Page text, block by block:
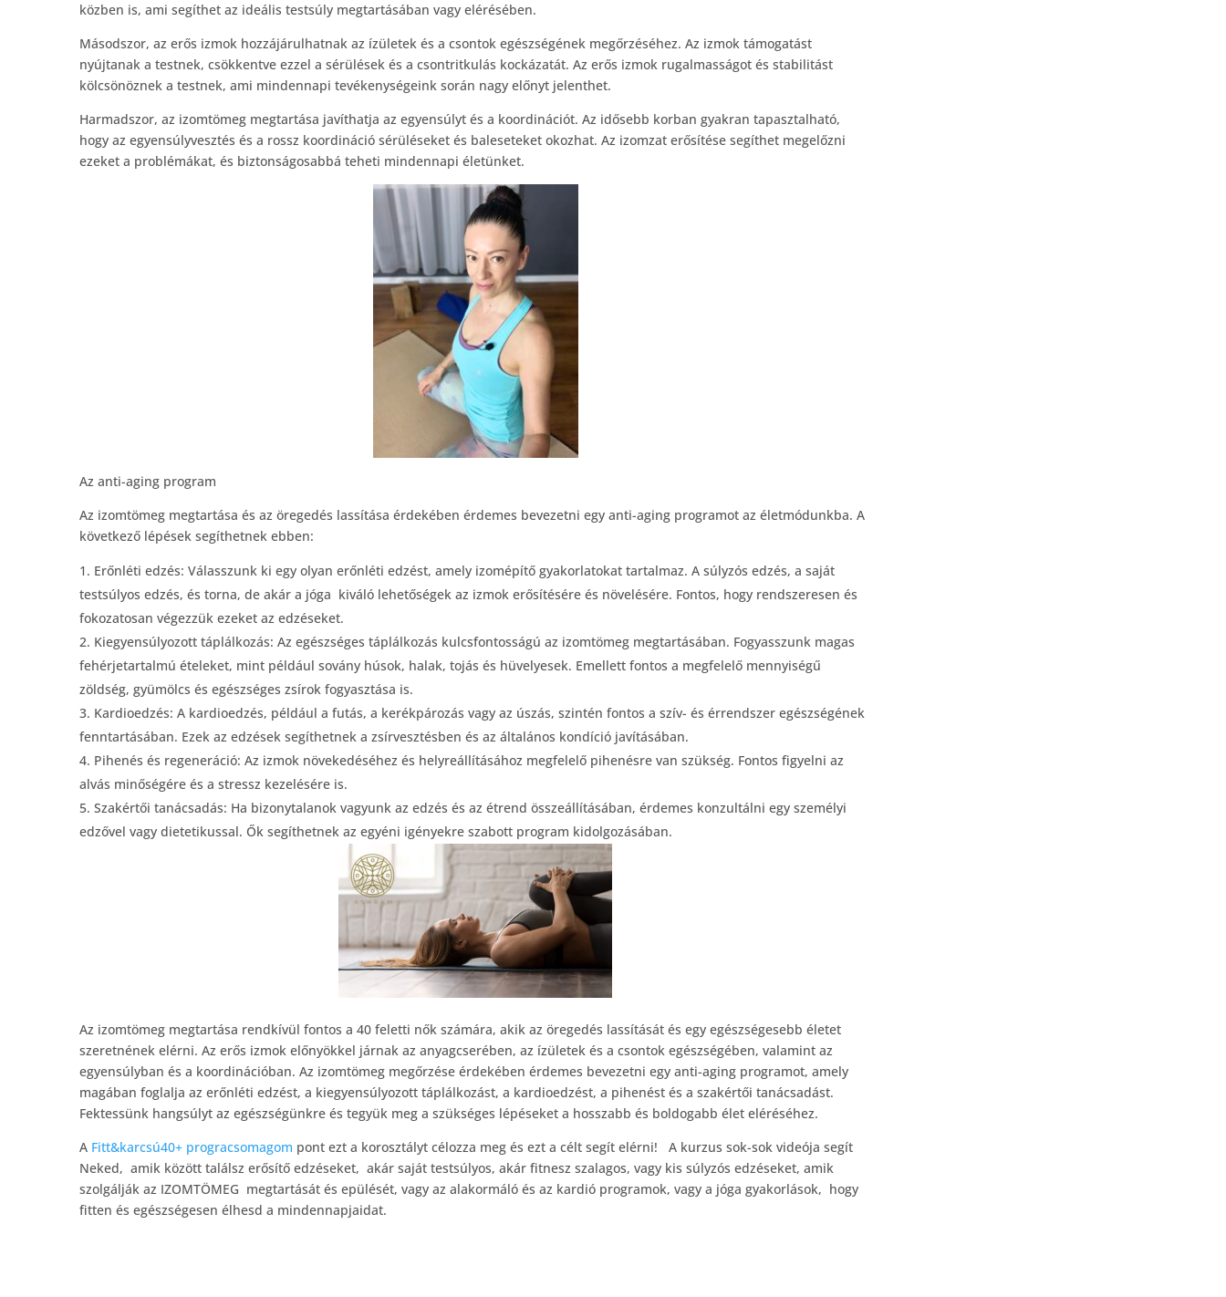
közben is, ami segíthet az ideális testsúly megtartásában vagy elérésében.
Másodszor, az erős izmok hozzájárulhatnak az ízületek és a csontok egészségének megőrzéséhez. Az izmok támogatást
nyújtanak a testnek, csökkentve ezzel a sérülések és a csontritkulás kockázatát. Az erős izmok rugalmasságot és stabilitást
kölcsönöznek a testnek, ami mindennapi tevékenységeink során nagy előnyt jelenthet.
Harmadszor, az izomtömeg megtartása javíthatja az egyensúlyt és a koordinációt. Az idősebb korban gyakran tapasztalható,
hogy az egyensúlyvesztés és a rossz koordináció sérüléseket és baleseteket okozhat. Az izomzat erősítése segíthet megelőzni
ezeket a problémákat, és biztonságosabbá teheti mindennapi életünket.
Az anti-aging program
Az izomtömeg megtartása és az öregedés lassítása érdekében érdemes bevezetni egy anti-aging programot az életmódunkba. A
következő lépések segíthetnek ebben:
Erőnléti edzés: Válasszunk ki egy olyan erőnléti edzést, amely izomépítő gyakorlatokat tartalmaz. A súlyzós edzés, a saját
testsúlyos edzés, és torna, de akár a jóga kiváló lehetőségek az izmok erősítésére és növelésére. Fontos, hogy rendszeresen és
fokozatosan végezzük ezeket az edzéseket.
Kiegyensúlyozott táplálkozás: Az egészséges táplálkozás kulcsfontosságú az izomtömeg megtartásában. Fogyasszunk magas
fehérjetartalmú ételeket, mint például sovány húsok, halak, tojás és hüvelyesek. Emellett fontos a megfelelő mennyiségű
zöldség, gyümölcs és egészséges zsírok fogyasztása is.
Kardioedzés: A kardioedzés, például a futás, a kerékpározás vagy az úszás, szintén fontos a szív- és érrendszer egészségének
fenntartásában. Ezek az edzések segíthetnek a zsírvesztésben és az általános kondíció javításában.
Pihenés és regeneráció: Az izmok növekedéséhez és helyreállításához megfelelő pihenésre van szükség. Fontos figyelni az
alvás minőségére és a stressz kezelésére is.
Szakértői tanácsadás: Ha bizonytalanok vagyunk az edzés és az étrend összeállításában, érdemes konzultálni egy személyi
edzővel vagy dietetikussal. Ők segíthetnek az egyéni igényekre szabott program kidolgozásában.
Az izomtömeg megtartása rendkívül fontos a 40 feletti nők számára, akik az öregedés lassítását és egy egészségesebb életet
szeretnének elérni. Az erős izmok előnyökkel járnak az anyagcserében, az ízületek és a csontok egészségében, valamint az
egyensúlyban és a koordinációban. Az izomtömeg megőrzése érdekében érdemes bevezetni egy anti-aging programot, amely
magában foglalja az erőnléti edzést, a kiegyensúlyozott táplálkozást, a kardioedzést, a pihenést és a szakértői tanácsadást.
Fektessünk hangsúlyt az egészségünkre és tegyük meg a szükséges lépéseket a hosszabb és boldogabb élet eléréséhez.
A Fitt&karcsú40+ progracsomagom pont ezt a korosztályt célozza meg és ezt a célt segít elérni! A kurzus sok-sok videója segít
Neked, amik között találsz erősítő edzéseket, akár saját testsúlyos, akár fitnesz szalagos, vagy kis súlyzós edzéseket, amik
szolgálják az IZOMTÖMEG megtartását és epülését, vagy az alakormáló és az kardió programok, vagy a jóga gyakorlások, hogy
fitten és egészségesen élhesd a mindennapjaidat.